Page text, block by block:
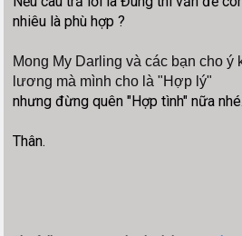
nhiêu là phù hợp ?
Mong My Darling và các bạn cho
lương mà mình cho là "Hợp lý"
nhưng đừng quên "Hợp tình" nữa nhé.
Thân.